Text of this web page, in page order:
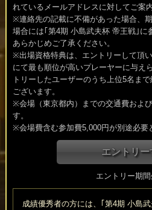
れているメールアドレスに対してご案
※連絡先の記載に不備があった場合、
場合には｢第4期 小島武夫杯 帝王戦｣に
あらかじめご了承ください。
※出場資格特典は、エントリーして頂
にて最も順位が高いプレーヤーに与え
トリーしたユーザーのうち上位5名ま
ございます。
※会場（東京都内）までの交通費およ
す。
※会場費含む参加費5,000円が別途必要
エントリー期
成績優秀者の方には、｢第4期 小島